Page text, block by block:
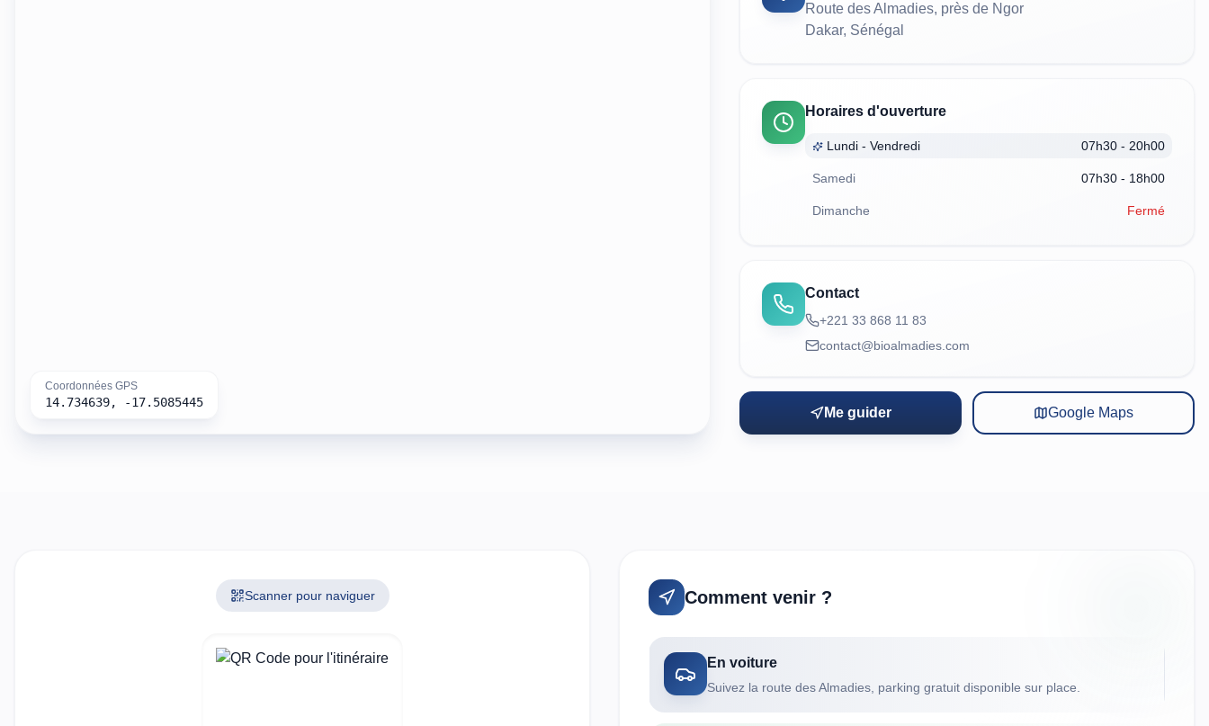
Coordonnées GPS
14.734639, -17.5085445
Route des Almadies, près de Ngor
Dakar, Sénégal
Horaires d'ouverture
Lundi - Vendredi 07h30 - 20h00
Samedi 07h30 - 18h00
Dimanche Fermé
Contact
+221 33 868 11 83
contact@bioalmadies.com
Me guider Google Maps
Scanner pour naviguer Comment venir ?
En voiture
Suivez la route des Almadies, parking gratuit disponible sur place.